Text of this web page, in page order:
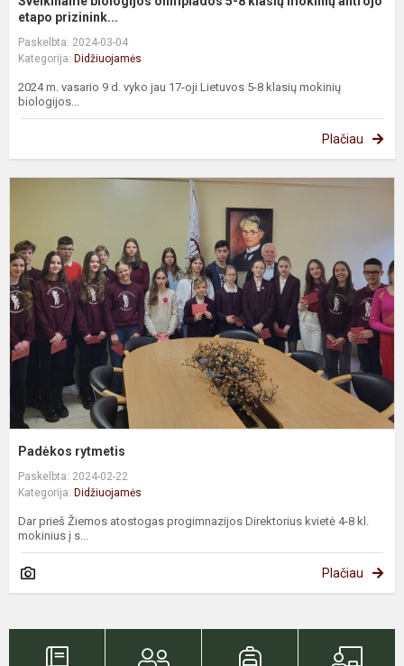
etapo prizinink...
Paskelbta: 2024-03-04
Kategorija: Didžiuojamės
2024 m. vasario 9 d. vyko jau 17-oji Lietuvos 5-8 klasių mokinių
biologijos...
Plačiau
Padėkos rytmetis
Paskelbta: 2024-02-22
Kategorija: Didžiuojamės
Dar prieš Žiemos atostogas progimnazijos Direktorius kvietė 4-8 kl.
mokinius į s...
Plačiau